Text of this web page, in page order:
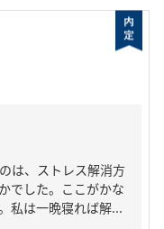
は、ストレス解消方
でした。ここがかな
私は一晩寝れば解...